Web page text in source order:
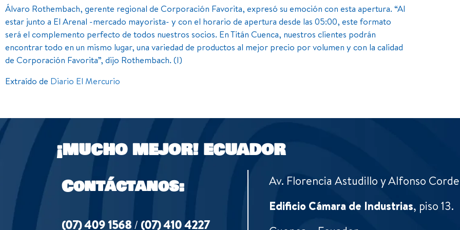
Álvaro Rothembach, gerente regional de Corporación Favorita, expresó su emoción con esta apertura. “Al
estar junto a El Arenal -mercado mayorista- y con el horario de apertura desde las 05:00, este formato
será el complemento perfecto de todos nuestros socios. En Titán Cuenca, nuestros clientes podrán
encontrar todo en un mismo lugar, una variedad de productos al mejor precio por volumen y con la calidad
de Corporación Favorita”, dijo Rothembach. (I)
Extraído de Diario El Mercurio
¡MUCHO MEJOR! ECUADOR
Contáctanos:
(07) 409 1568 / (07) 410 4227
Av. Florencia Astudillo y Alfonso
Edificio Cámara de Industrias, piso 13.